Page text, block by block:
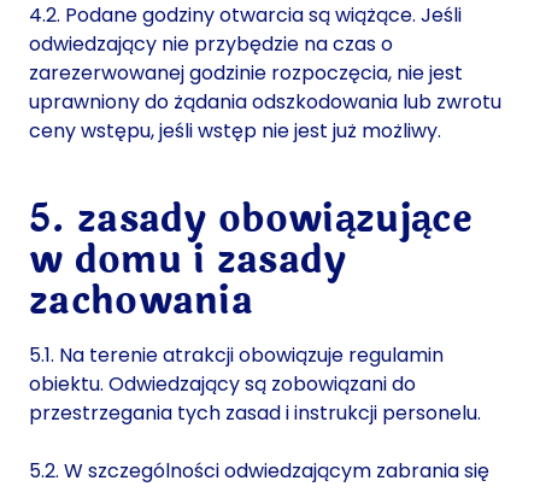
4.2. Podane godziny otwarcia są wiążące. Jeśli
odwiedzający nie przybędzie na czas o
zarezerwowanej godzinie rozpoczęcia, nie jest
uprawniony do żądania odszkodowania lub zwrotu
ceny wstępu, jeśli wstęp nie jest już możliwy.
5. zasady obowiązujące
w domu i zasady
zachowania
5.1. Na terenie atrakcji obowiązuje regulamin
obiektu. Odwiedzający są zobowiązani do
przestrzegania tych zasad i instrukcji personelu.
5.2. W szczególności odwiedzającym zabrania się